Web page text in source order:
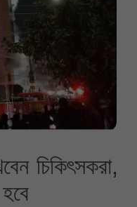
চিকিৎসকরা,